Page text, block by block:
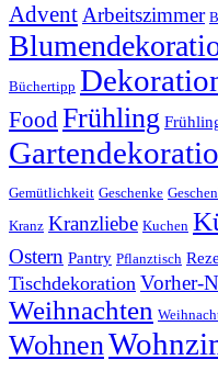
Advent Arbeitszimmer
Büchertipp
FoodFrühling
Gemütlichkeit Geschenke
Kranz Kranzliebe Kuchen
Ostern Pantry Pflanztisch
Tischdekoration Vorher-
Weihnachten
Wohnen